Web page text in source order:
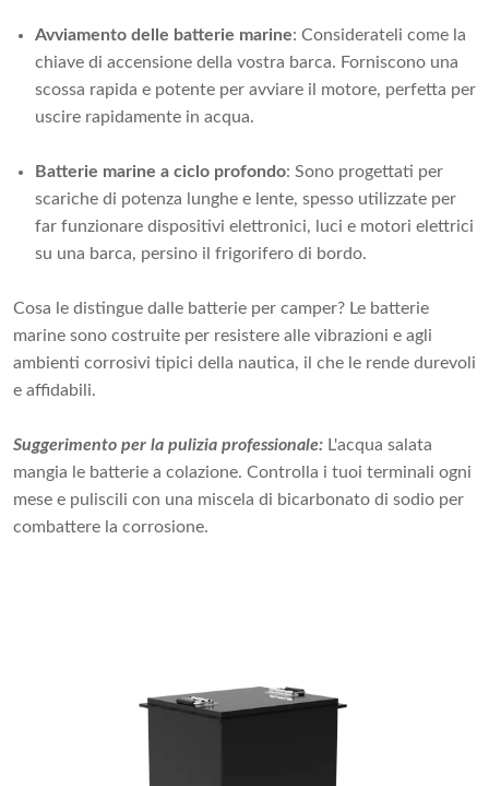
Avviamento delle batterie marine: Considerateli come la
chiave di accensione della vostra barca. Forniscono una
scossa rapida e potente per avviare il motore, perfetta per
uscire rapidamente in acqua.
Batterie marine a ciclo profondo: Sono progettati per
scariche di potenza lunghe e lente, spesso utilizzate per
far funzionare dispositivi elettronici, luci e motori elettrici
su una barca, persino il frigorifero di bordo.
Cosa le distingue dalle batterie per camper? Le batterie
marine sono costruite per resistere alle vibrazioni e agli
ambienti corrosivi tipici della nautica, il che le rende durevoli
e affidabili.
Suggerimento per la pulizia professionale: L'acqua salata
mangia le batterie a colazione. Controlla i tuoi terminali ogni
mese e puliscili con una miscela di bicarbonato di sodio per
combattere la corrosione.